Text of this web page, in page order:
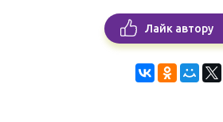
Лайк автору